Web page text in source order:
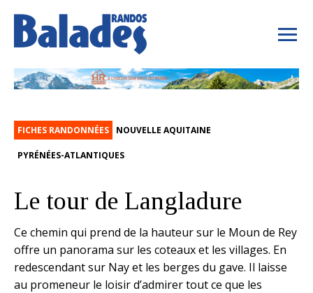
FICHES RANDONNÉES NOUVELLE AQUITAINE
PYRÉNÉES-ATLANTIQUES
Le tour de Langladure
Ce chemin qui prend de la hauteur sur le Moun de Rey
offre un panorama sur les coteaux et les villages. En
redescendant sur Nay et les berges du gave. Il laisse
au promeneur le loisir d’admirer tout ce que les